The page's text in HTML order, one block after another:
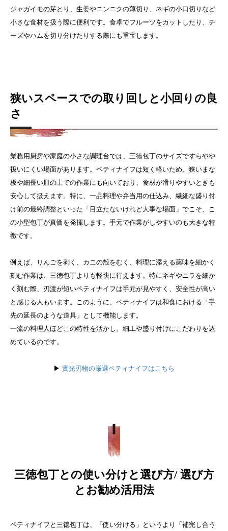
ジャガイモの芽とり、生姜やニンニクの薄切り、ネギの小口切りなど
小さな食材を扱う際に便利です。食卓でフルーツをカットしたり、チ
ーズやハムを切り分けたりする際にも重宝します。
狭いスペースでの取り回しと小回りの良
さ
業務用厨房や家庭の小さな調理台では、三徳包丁のサイズですらやや
扱いにくい場面があります。ペティナイフは短く軽いため、狭いまな
板や細長い皿の上での作業にも向いており、食材が滑りやすいときも
安心して扱えます。特に、一品料理や弁当用の仕込み、繊細な盛り付
け前の最終調整といった「目立たないけれど大事な場面」でこそ、こ
の小型包丁が真価を発揮します。手元で作業がしやすいのも大きな特
徴です。
例えば、りんごを剥く、カニの殻をむく、料理に添える薬味を細かく
刻む作業は、三徳包丁よりも軽快に行えます。特にネギやニラを細か
く刻む際、刃渡が短いペティナイフは手元が見やすく、安全性が高い
と感じる人もいます。このように、ペティナイフは和食における「手
先の延長のような道具」として機能します。
一流の料理人ほどこの特性を活かし、細工や盛り付けにこだわりを込
めているのです。
▶︎ 實光刃物の厳選ペティナイフはこちら
三徳包丁との使い分けと選び方/ 選び方
とお勧め活用法
ペティナイフと三徳包丁は、「使い分ける」というより「補完し合う